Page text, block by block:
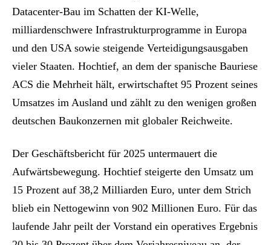
Datacenter-Bau im Schatten der KI-Welle,
milliardenschwere Infrastrukturprogramme in Europa
und den USA sowie steigende Verteidigungsausgaben
vieler Staaten. Hochtief, an dem der spanische Bauriese
ACS die Mehrheit hält, erwirtschaftet 95 Prozent seines
Umsatzes im Ausland und zählt zu den wenigen großen
deutschen Baukonzernen mit globaler Reichweite.
Der Geschäftsbericht für 2025 untermauert die
Aufwärtsbewegung. Hochtief steigerte den Umsatz um
15 Prozent auf 38,2 Milliarden Euro, unter dem Strich
blieb ein Nettogewinn von 902 Millionen Euro. Für das
laufende Jahr peilt der Vorstand ein operatives Ergebnis